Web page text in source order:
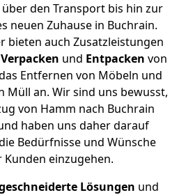
den Transport bis hin zur
neuen Zuhause in Buchrain.
bieten auch Zusatzleistungen
Verpacken und Entpacken von
Entfernen von Möbeln und
Müll an. Wir sind uns bewusst,
von Hamm nach Buchrain
haben uns daher darauf
Bedürfnisse und Wünsche
Kunden einzugehen.
Lösungen und